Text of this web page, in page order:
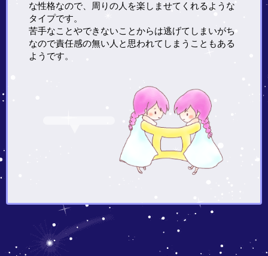
な性格なので、周りの人を楽しませてくれるような
タイプです。
苦手なことやできないことからは逃げてしまいがち
なので責任感の無い人と思われてしまうこともある
ようです。